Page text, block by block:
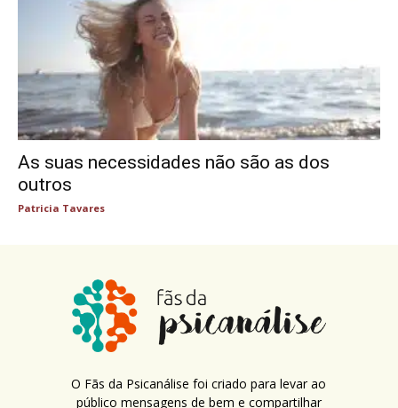
As suas necessidades não são as dos
outros
Patricia Tavares
O Fãs da Psicanálise foi criado para levar ao
público mensagens de bem e compartilhar